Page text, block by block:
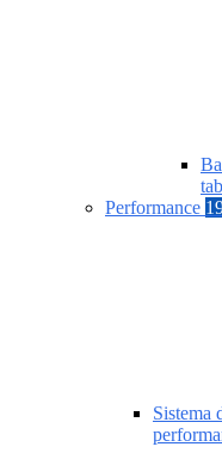
Performance
Sistema